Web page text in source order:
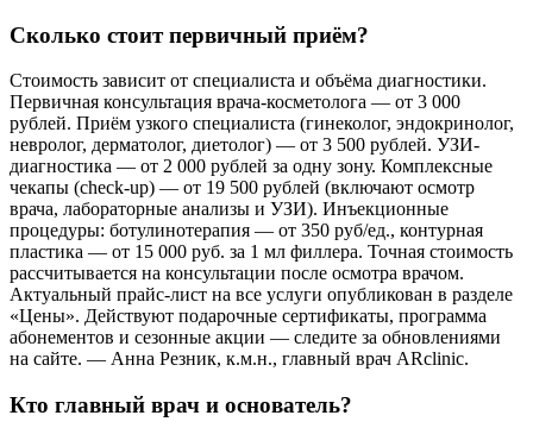
Сколько стоит первичный приём?
Стоимость зависит от специалиста и объёма диагностики.
Первичная консультация врача-косметолога — от 3 000
рублей. Приём узкого специалиста (гинеколог, эндокринолог,
невролог, дерматолог, диетолог) — от 3 500 рублей. УЗИ-
диагностика — от 2 000 рублей за одну зону. Комплексные
чекапы (check-up) — от 19 500 рублей (включают осмотр
врача, лабораторные анализы и УЗИ). Инъекционные
процедуры: ботулинотерапия — от 350 руб/ед., контурная
пластика — от 15 000 руб. за 1 мл филлера. Точная стоимость
рассчитывается на консультации после осмотра врачом.
Актуальный прайс-лист на все услуги опубликован в разделе
«Цены». Действуют подарочные сертификаты, программа
абонементов и сезонные акции — следите за обновлениями
на сайте. — Анна Резник, к.м.н., главный врач ARclinic.
Кто главный врач и основатель?